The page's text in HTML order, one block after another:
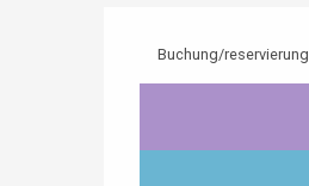
Buchung/reservierung